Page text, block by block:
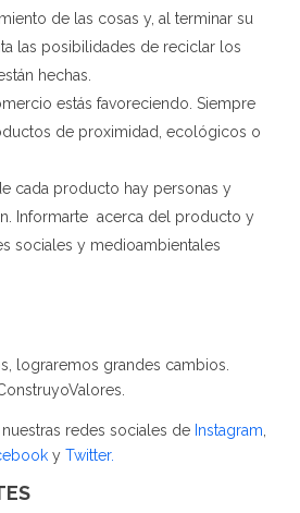
de las cosas y, al terminar su
las posibilidades de reciclar los
hechas.
estás favoreciendo. Siempre
de proximidad, ecológicos o
cada producto hay personas y
Informarte acerca del producto y
sociales y medioambientales
lograremos grandes cambios.
redes sociales de Instagram
y Twitter.